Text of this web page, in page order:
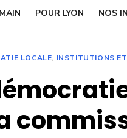
POUR LYON NOS
LOCALE, INSTITUTIONS